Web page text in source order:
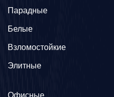
Парадные
Белые
Взломостойкие
Элитные
Офисные